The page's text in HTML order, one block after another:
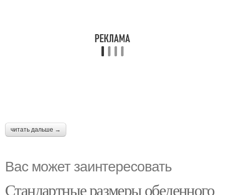
читать дальше →
Вас может заинтересовать
Стандартные размеры обеденного